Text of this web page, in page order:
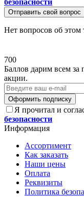
безопасности
Отправить свой вопрос
Нет вопросов об этом
700
Баллов дарим всем
акции.
Оформить подписку
Я прочитал и
безопасности
Информация
Ассортимент
Как заказать
Наши цены
Оплата
Реквизиты
Политика